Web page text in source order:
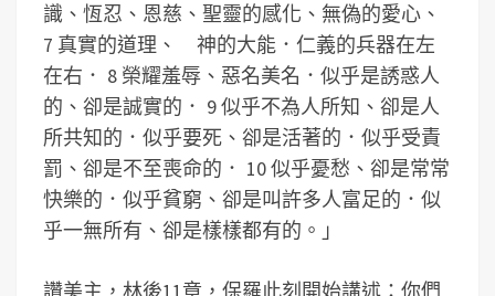
識、恆忍、恩慈、聖靈的感化、無偽的愛心、
7 真實的道理、 神的大能．仁義的兵器在左
在右． 8 榮耀羞辱、惡名美名．似乎是誘惑人
的、卻是誠實的． 9 似乎不為人所知、卻是人
所共知的．似乎要死、卻是活著的．似乎受責
罰、卻是不至喪命的． 10 似乎憂愁、卻是常常
快樂的．似乎貧窮、卻是叫許多人富足的．似
乎一無所有、卻是樣樣都有的。」